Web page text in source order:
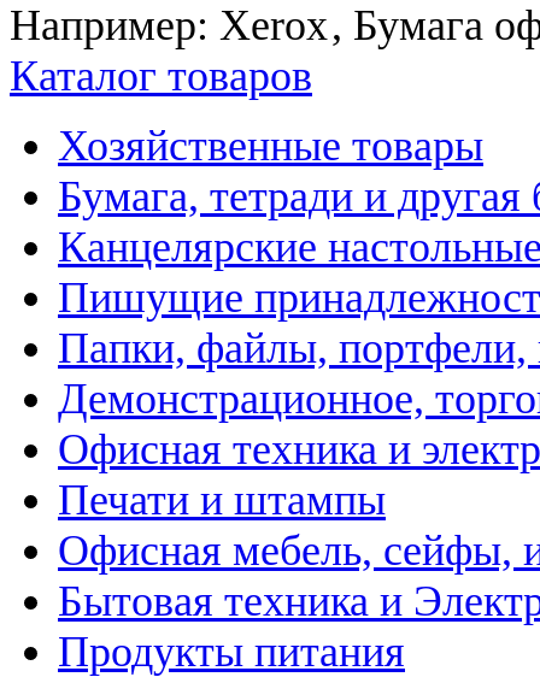
Например: Xerox, Бумага
Каталог товаров
Хозяйственные товары
Бумага, тетради и
Канцелярские
Пишущие
Папки, файлы, портфели,
Демонстрационное,
Офисная техника и
Печати и штампы
Офисная мебель, сейфы,
Бытовая техника и
Продукты питания